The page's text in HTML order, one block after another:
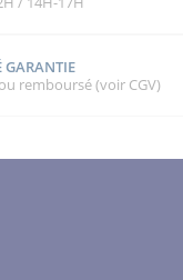
GARANTIE
remboursé (voir CGV)